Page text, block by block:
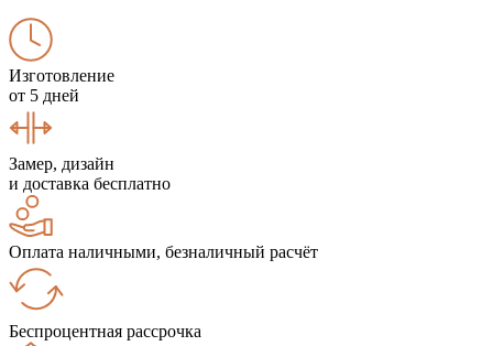
Изготовление
от 5 дней
Замер, дизайн
и доставка бесплатно
Оплата наличными, безналичный расчёт
Беспроцентная рассрочка